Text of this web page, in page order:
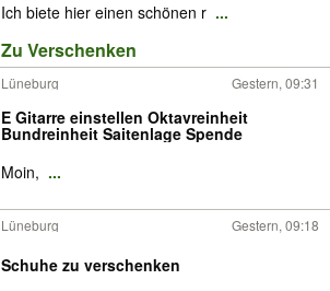
Ich biete hier einen schönen r ...
Zu Verschenken
Lüneburg Gestern, 09:31
E Gitarre einstellen Oktavreinheit
Bundreinheit Saitenlage Spende
Moin, ...
Lüneburg Gestern, 09:18
Schuhe zu verschenken